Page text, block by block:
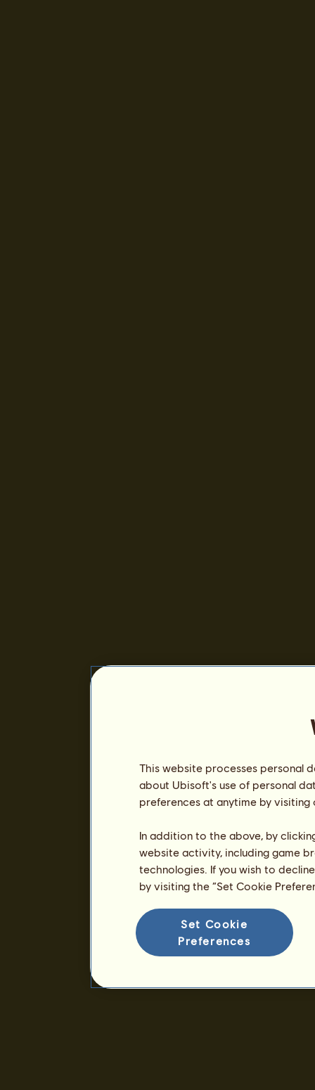
This website processes personal
about Ubisoft's use of personal
preferences at anytime by
In addition to the above, by
website activity, including game
technologies. If you wish to
by visiting the “Set Cookie
Set Cookie
Preferences